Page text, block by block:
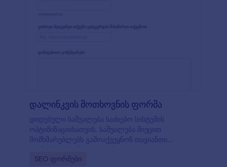
დალინკვის მოთხოვნის ფორმა
დიდებული საშუალება საძიებო სისტემის
ოპტიმიზაციისათვის. საშუალება მიეცით
მომხმარებლებს გამოაქვეყნონ თავიანთი
Go to Category:
SEO ფორმები